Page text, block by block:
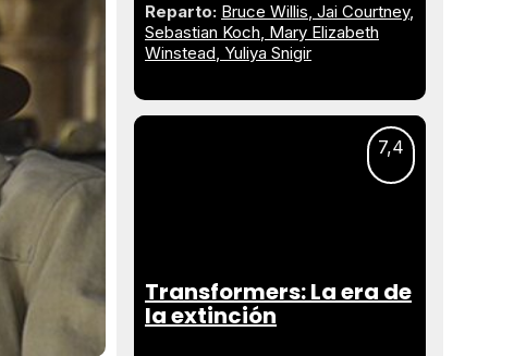
Reparto: Bruce Willis Jai Courtney
Sebastian Koch Mary Elizabeth
Winstead Yuliya Snigir
7,4
Transformers: La era de
la extinción